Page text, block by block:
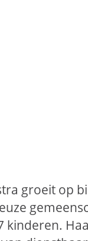
groeit op
kinderen.